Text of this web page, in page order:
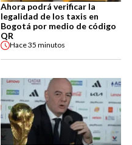
Ahora podrá verificar la
legalidad de los taxis en
Bogotá por medio de código
QR
Hace35 minutos